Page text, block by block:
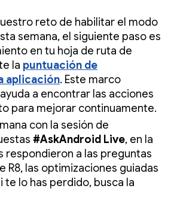
reto de habilitar el modo
semana, el siguiente paso es
en tu hoja de ruta de
la puntuación de
aplicación. Este marco
a encontrar las acciones
para mejorar continuamente.
con la sesión de
#AskAndroid Live, en la
respondieron a las preguntas
R8, las optimizaciones guiadas
te lo has perdido, busca la